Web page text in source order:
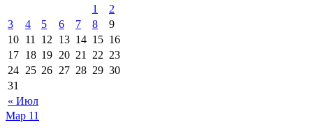
« Июл
1
2
3
4 5 6 7 8
9
10 11 12 13 14 15 16
17 18 19 20 21 22 23
24 25 26 27 28 29 30
31
Мар 11